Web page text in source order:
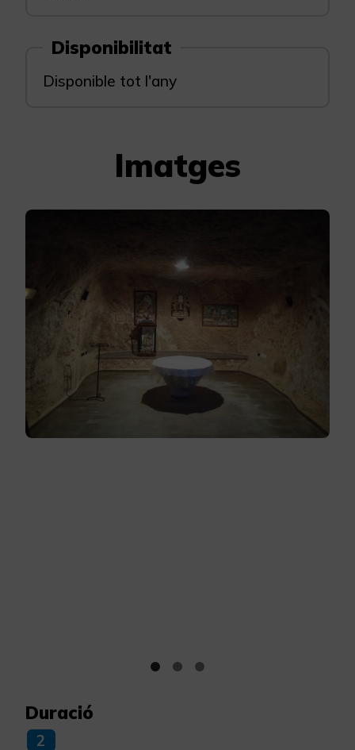
Disponibilitat
Disponible tot l'any
Imatges
Duració
2